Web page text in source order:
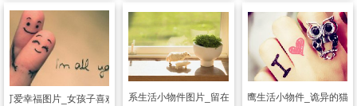
可爱幸福图片_女孩子喜欢的小物件
可爱图片治愈系生活小物件图片_留在时光中的美好
可爱图片猫头鹰生活小物件_诡异的猫